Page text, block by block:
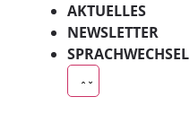
AKTUELLES
NEWSLETTER
SPRACHWECHSEL